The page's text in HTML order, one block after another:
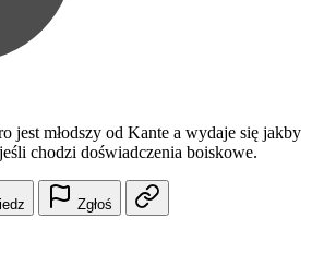
jest młodszy od Kante a wydaje się jakby
chodzi doświadczenia boiskowe.
Zgłoś